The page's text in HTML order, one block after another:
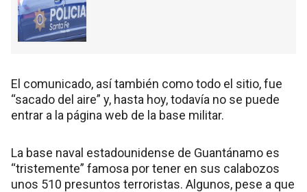
El comunicado, así también como todo el sitio, fue
“sacado del aire” y, hasta hoy, todavía no se puede
entrar a la página web de la base militar.
La base naval estadounidense de Guantánamo es
“tristemente” famosa por tener en sus calabozos
unos 510 presuntos terroristas. Algunos, pese a que